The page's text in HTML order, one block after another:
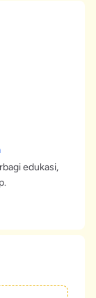
edukasi,